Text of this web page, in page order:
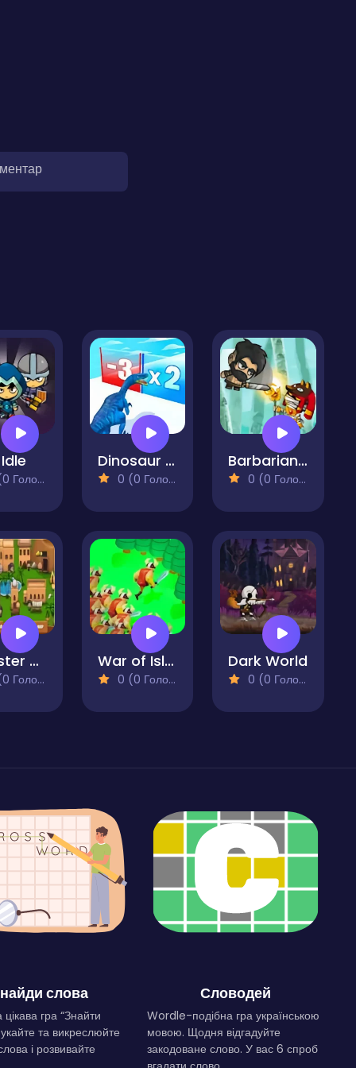
Dinosaur Evolution
0 (0 Голосів)
Barbarian VS Mummy
0 (0 Голосів)
Monster Clash War of Islands Mine and Craft
0 (0 Голосів)
Dark World
0 (0 Голосів)
слова
гра “Знайти
та викреслюйте
і розвивайте
Словодей
Wordle-подібна гра українською
мовою. Щодня відгадуйте
закодоване слово. У вас 6 спроб